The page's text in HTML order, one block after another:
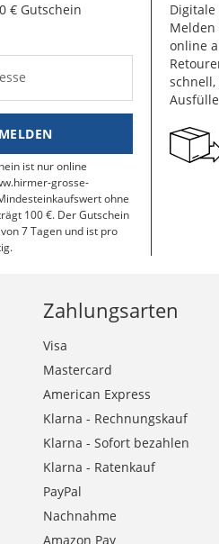
€ Gutschein
ist nur online
grosse-
ohne
100 €. Der Gutschein
7 Tagen und ist pro
Melden
online
Zahlungsarten
Visa
Mastercard
American Express
Klarna - Rechnungskauf
Klarna - Sofort bezahlen
Klarna - Ratenkauf
PayPal
Nachnahme
Amazon Pay